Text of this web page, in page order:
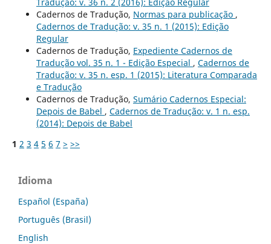
Cadernos de Tradução, Normas para publicação ,
Cadernos de Tradução: v. 35 n. 1 (2015): Edição
Regular
Cadernos de Tradução, Expediente Cadernos de
Tradução vol. 35 n. 1 - Edição Especial , Cadernos de
Tradução: v. 35 n. esp. 1 (2015): Literatura Comparada
e Tradução
Cadernos de Tradução, Sumário Cadernos Especial:
Depois de Babel , Cadernos de Tradução: v. 1 n. esp.
(2014): Depois de Babel
1 2 3 4 5 6 7 > >>
Idioma
Español (España)
Português (Brasil)
English